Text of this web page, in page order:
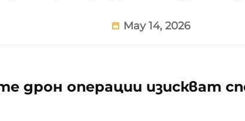
May 14, 2026
дрон операции изискват